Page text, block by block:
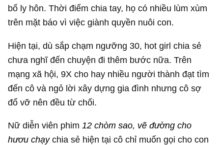
bố ly hôn. Thời điểm chia tay, họ có nhiều lùm xùm
trên mặt báo vì việc giành quyền nuôi con.
Hiện tại, dù sắp chạm ngưỡng 30, hot girl chia sẻ
chưa nghĩ đến chuyện đi thêm bước nữa. Trên
mạng xã hội, 9X cho hay nhiều người thành đạt tìm
đến cô và ngỏ lời xây dựng gia đình nhưng cô sợ
đổ vỡ nên đều từ chối.
Nữ diễn viên phim12 chòm sao, vẽ đường cho
hươu chạychia sẻ hiện tại cô chỉ muốn gọi cho con